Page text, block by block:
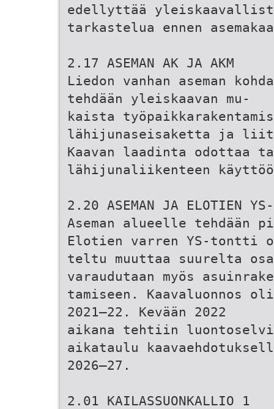
edellyttää
tarkastelua ennen
2.17 ASEMAN AK JA AKM
Liedon vanhan aseman
tehdään yleiskaavan mu-
kaista
lähijunaseisaketta ja
Kaavan laadinta odottaa
lähijunaliikenteen
2.20 ASEMAN JA ELOTIEN YS-
Aseman alueelle
Elotien varren YS-tontti
teltu muuttaa suurelta
varaudutaan myös
tamiseen. Kaavaluonnos
2021–22. Kevään 2022
aikana tehtiin
aikataulu
2026–27.
2.01 KAILASSUONKALLIO 1